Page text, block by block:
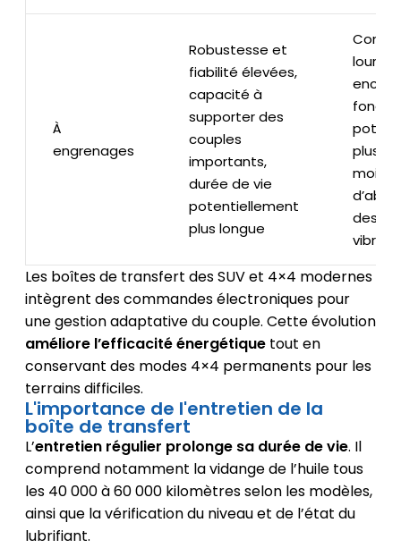
À
engrenages
Robustesse et
fiabilité élevées,
capacité à
supporter des
couples
importants,
durée de vie
potentiellement
plus longue
lourde
plus
moins
des
Les boîtes de transfert des SUV et 4×4 modernes
intègrent des commandes électroniques pour
une gestion adaptative du couple. Cette évolution
améliore l’efficacité énergétiquetout en
conservant des modes 4×4 permanents pour les
terrains difficiles.
L'importance de l'entretien de la
boîte de transfert
L’entretien régulier prolonge sa durée de vie. Il
comprend notamment la vidange de l’huile tous
les 40 000 à 60 000 kilomètres selon les modèles,
ainsi que la vérification du niveau et de l’état du
lubrifiant.